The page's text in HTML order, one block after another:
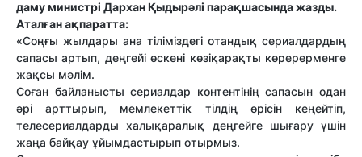
даму министрі Дархан Қыдырәлі парақшасында жазды.
Аталған ақпаратта:
«Соңғы жылдары ана тіліміздегі отандық сериалдардың
сапасы артып, деңгейі өскені көзіқарақты көререрменге
жақсы мәлім.
Соған байланысты сериалдар контентінің сапасын одан
әрі арттырып, мемлекеттік тілдің өрісін кеңейтіп,
телесериалдарды халықаралық деңгейге шығару үшін
жаңа байқау ұйымдастырып отырмыз.